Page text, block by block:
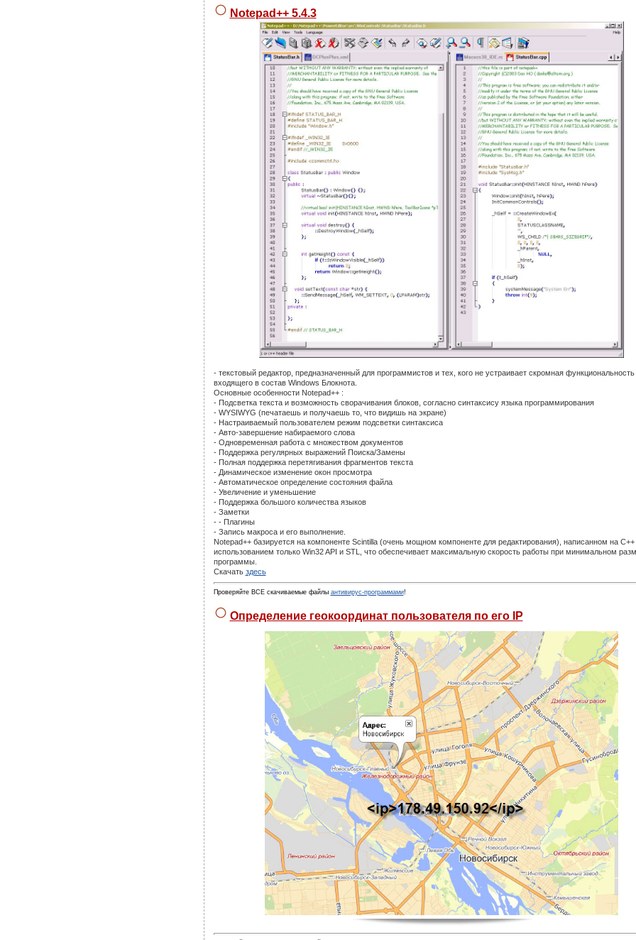
Notepad++ 5.4.3
- текстовый редактор, предназначенный для программистов и тех, кого не устраивает скромная функциональность
входящего в состав Windows Блокнота.
Основные особенности Notepad++ :
- Подсветка текста и возможность сворачивания блоков, согласно синтаксису языка программирования
- WYSIWYG (печатаешь и получаешь то, что видишь на экране)
- Настраиваемый пользователем режим подсветки синтаксиса
- Авто-завершение набираемого слова
- Одновременная работа с множеством документов
- Поддержка регулярных выражений Поиска/Замены
- Полная поддержка перетягивания фрагментов текста
- Динамическое изменение окон просмотра
- Автоматическое определение состояния файла
- Увеличение и уменьшение
- Поддержка большого количества языков
- Заметки
- - Плагины
- Запись макроса и его выполнение.
Notepad++ базируется на компоненте Scintilla (очень мощном компоненте для редактирования), написанном на C++
использованием только Win32 API и STL, что обеспечивает максимальную скорость работы при минимальном
программы.
Скачать здесь
Проверяйте ВСЕ скачиваемые файлы антивирус-программами!
Определение геокоординат пользователя по его IP